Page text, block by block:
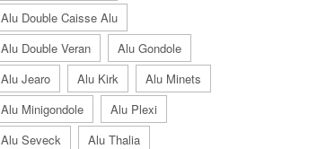
Alu Double Caisse Alu
Alu Double Veran
Alu Gondole
Alu Jearo
Alu Kirk
Alu Minets
Alu Minigondole
Alu Plexi
Alu Seveck
Alu Thalia